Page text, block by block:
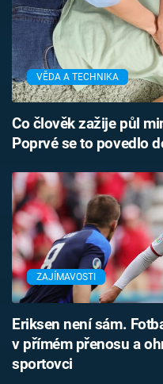
Sledujte nás
VĚDA A TECHNIKA
Co člověk zažije půl
Poprvé se to povedlo
ZAJÍMAVOSTI
Eriksen není sám.
v přímém přenosu a
sportovci